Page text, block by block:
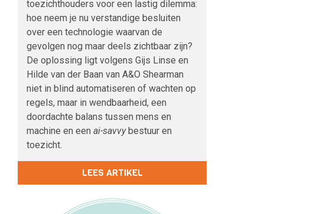
toezichthouders voor een lastig dilemma:
hoe neem je nu verstandige besluiten
over een technologie waarvan de
gevolgen nog maar deels zichtbaar zijn?
De oplossing ligt volgens Gijs Linse en
Hilde van der Baan van A&O Shearman
niet in blind automatiseren of wachten op
regels, maar in wendbaarheid, een
doordachte balans tussen mens en
machine en een ai-savvybestuur en
toezicht.
LEES ARTIKEL